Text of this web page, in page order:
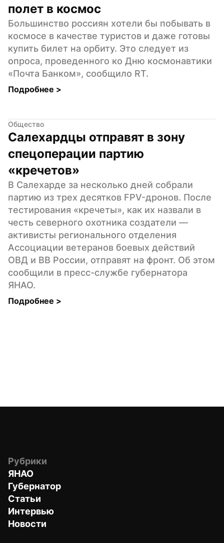
полет в космос
Большинство россиян хотели бы побывать в
космосе в качестве туристов и даже готовы
купить билет на орбиту. Это следует из
опроса, проведенного ко Дню космонавтики
«Почта Банком», сообщило RT.
Подробнее >
Общество
Салехардцы отправят в зону
спецоперации партию
«кречетов»
В Салехарде за несколько дней собрали
партию из трех десятков FPV-дронов. После
тестирования «кречеты», как их назвали в
честь северного охотника создатели —
активисты регионального отделения
Ассоциации ветеранов боевых действий
ОВД и ВВ России, отправят на фронт. Об этом
сообщили в пресс-службе губернатора
ЯНАО.
Подробнее >
Рубрики
ЯНАО
Губернатор
Статьи
Интервью
Новости